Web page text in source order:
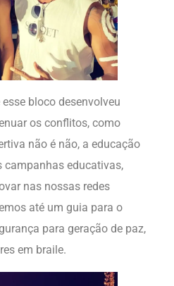
bloco desenvolveu
os conflitos, como
não é não, a educação
campanhas educativas,
nas nossas redes
até um guia para o
para geração de paz,
em braile.